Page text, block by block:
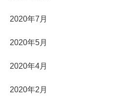
2020年7月
2020年5月
2020年4月
2020年2月